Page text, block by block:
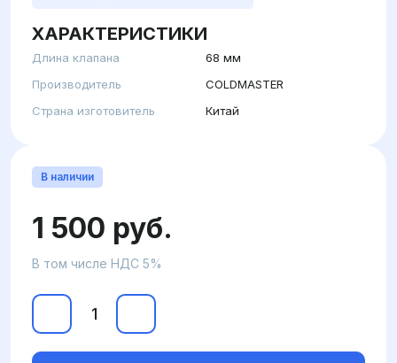
ХАРАКТЕРИСТИКИ
Длина клапана
68 мм
Производитель
COLDMASTER
Страна изготовитель
Китай
В наличии
1 500 руб.
В том числе НДС 5%